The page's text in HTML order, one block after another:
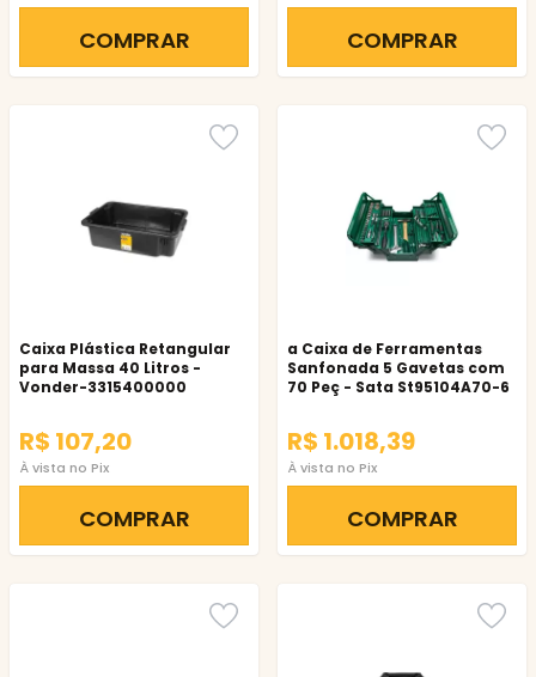
COMPRAR COMPRAR
Caixa Plástica Retangular
para Massa 40 Litros -
Vonder-3315400000
R$ 107,20
À vista no Pix
COMPRAR
a Caixa de Ferramentas
Sanfonada 5 Gavetas com
70 Peç - Sata St95104A70-6
R$ 1.018,39
À vista no Pix
COMPRAR